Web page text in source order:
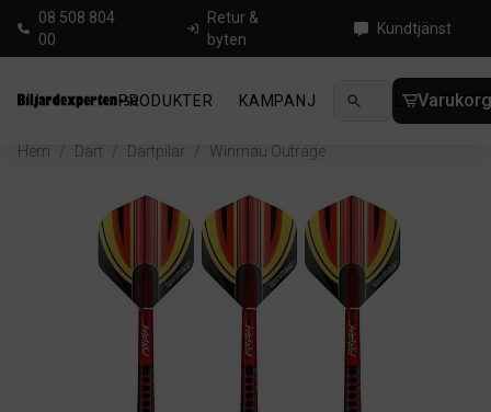
08 508 804
00
Retur &
byten
Kundtjänst
PRODUKTER KAMPANJ NYHETER
Hem / Dart / Dartpilar / Winmau Outrage